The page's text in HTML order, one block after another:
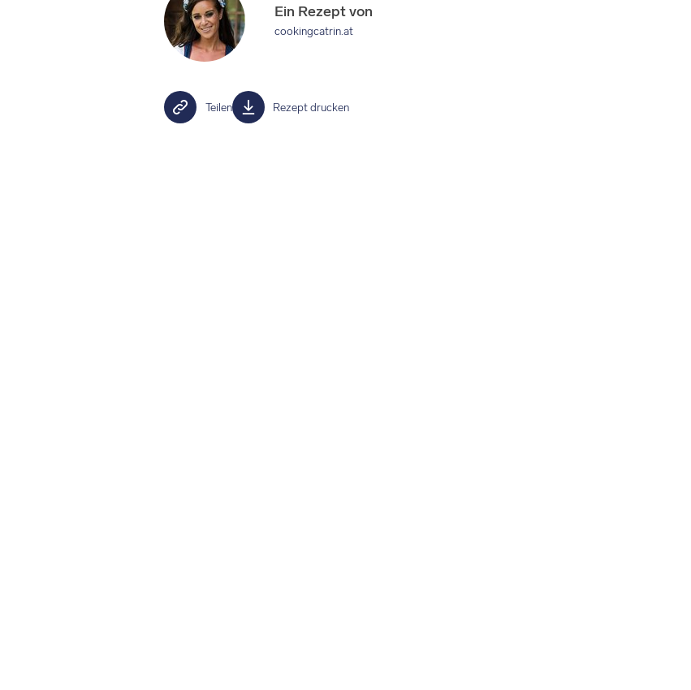
Ein Rezept von
cookingcatrin.at
Teilen Rezept drucken